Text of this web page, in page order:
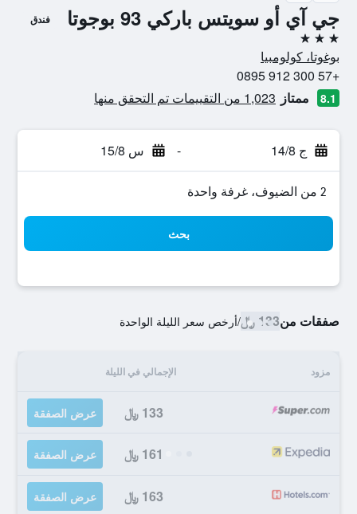
جي آي أو سويتس باركي 93 بوجوتا فندق
3 نجوم
بوغوتا، كولومبيا
+57 300 912 0895
8.1 ممتاز 1,023 من التقييمات تم التحقق منها
ج 14/8 - س 15/8
2 من الضيوف، غرفة واحدة
بحث
صفقات من133 ﷼ /أرخص سعر الليلة الواحدة
مزود الإجمالي في الليلة
133 ﷼ عرض الصفقة
161 ﷼ عرض الصفقة
163 ﷼ عرض الصفقة